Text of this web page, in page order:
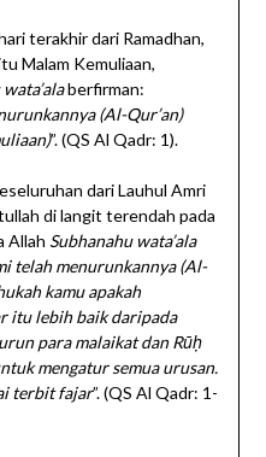
terakhir dari Ramadhan,
Malam Kemuliaan,
berfirman:
(Al-Qur’an)
”. (QS Al Qadr: 1).
dari Lauhul Amri
di langit terendah pada
Allah Subhanahu wata’ala
telah menurunkannya (Al-
kamu apakah
itu lebih baik daripada
para malaikat dan Rūḥ
mengatur semua urusan.
terbit fajar”. (QS Al Qadr: 1-